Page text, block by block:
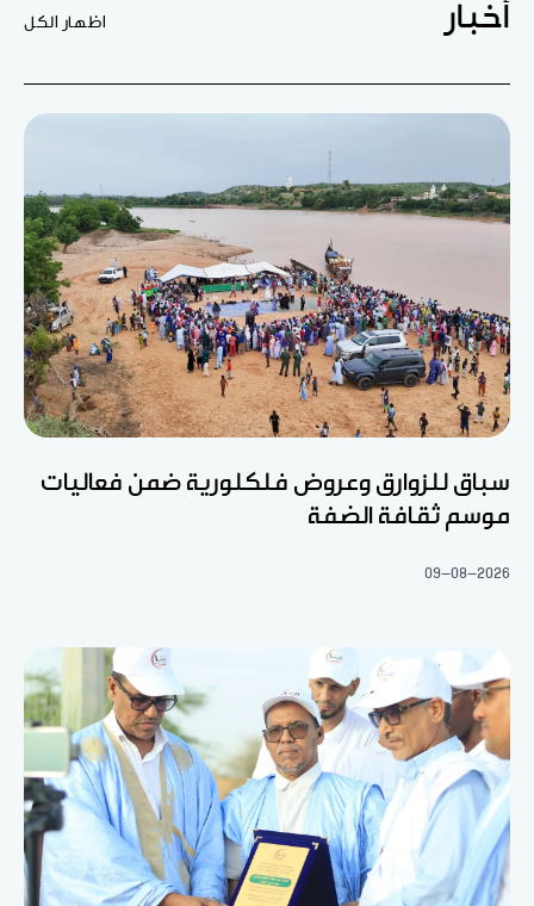
أخبار اظهار الكل
سباق للزوارق وعروض فلكلورية ضمن فعاليات
موسم ثقافة الضفة
09-08-2026